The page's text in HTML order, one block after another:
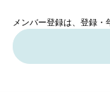
メンバー登録は、登録・